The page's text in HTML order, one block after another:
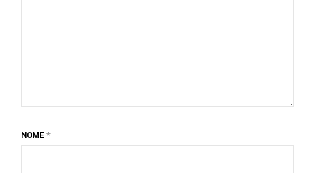
NOME *